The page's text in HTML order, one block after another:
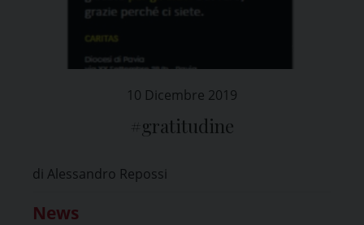
10 Dicembre 2019
#gratitudine
di Alessandro Repossi
News